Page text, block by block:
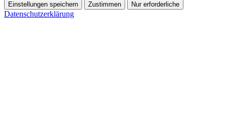
Einstellungen speichern Zustimmen Nur erforderliche
Datenschutzerklärung